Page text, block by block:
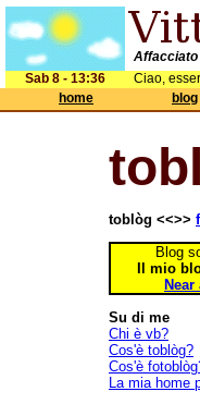
Affacciato
Sab 8 - 13:36
Ciao,
home
blog
toblòg <<>>
Blog
Il mio
Near
Su di me
Chi è vb?
Cos'è toblòg?
Cos'è
La mia home